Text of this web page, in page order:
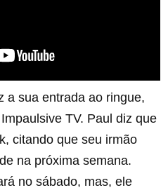
a sua entrada ao ringue,
TV. Paul diz que
citando que seu irmão
na próxima semana.
no sábado, mas, ele